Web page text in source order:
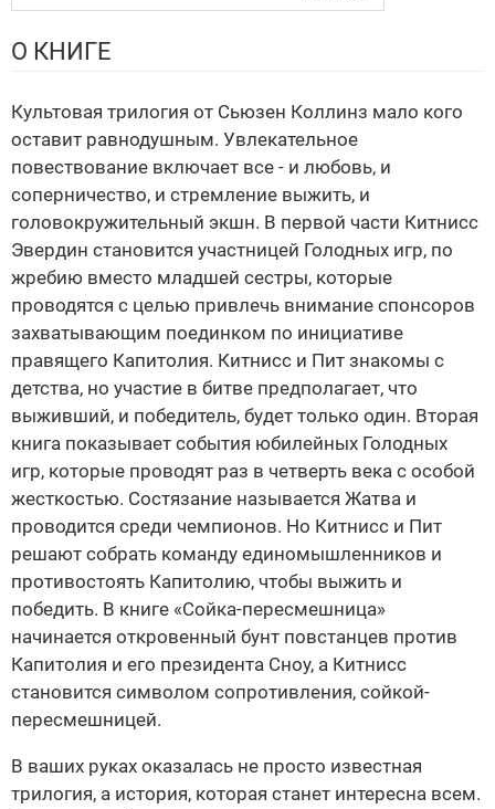
О КНИГЕ
Культовая трилогия от Сьюзен Коллинз мало кого
оставит равнодушным. Увлекательное
повествование включает все - и любовь, и
соперничество, и стремление выжить, и
головокружительный экшн. В первой части Китнисс
Эвердин становится участницей Голодных игр, по
жребию вместо младшей сестры, которые
проводятся с целью привлечь внимание спонсоров
захватывающим поединком по инициативе
правящего Капитолия. Китнисс и Пит знакомы с
детства, но участие в битве предполагает, что
выживший, и победитель, будет только один. Вторая
книга показывает события юбилейных Голодных
игр, которые проводят раз в четверть века с особой
жесткостью. Состязание называется Жатва и
проводится среди чемпионов. Но Китнисс и Пит
решают собрать команду единомышленников и
противостоять Капитолию, чтобы выжить и
победить. В книге «Сойка-пересмешница»
начинается откровенный бунт повстанцев против
Капитолия и его президента Сноу, а Китнисс
становится символом сопротивления, сойкой-
пересмешницей.
В ваших руках оказалась не просто известная
трилогия, а история, которая станет интересна всем.